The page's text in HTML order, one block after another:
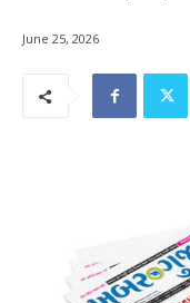
June 25, 2026